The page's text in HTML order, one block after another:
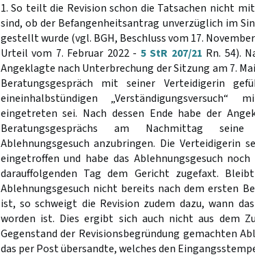
1. So teilt die Revision schon die Tatsachen nicht
sind, ob der Befangenheitsantrag unverzüglich im
gestellt wurde (vgl. BGH, Beschluss vom 17.
Urteil vom 7. Februar 2022 - 5 StR 207/21 Rn. 54).
Angeklagte nach Unterbrechung der Sitzung am 7.
Beratungsgespräch mit seiner Verteidigerin
eineinhalbstündigen
eingetreten sei. Nach dessen Ende habe der
Beratungsgesprächs am Nachmittag
Ablehnungsgesuch anzubringen. Die Verteidigerin
eingetroffen und habe das Ablehnungsgesuch
darauffolgenden Tag dem Gericht zugefaxt.
Ablehnungsgesuch nicht bereits nach dem ersten
ist, so schweigt die Revision zudem dazu, wann
worden ist. Dies ergibt sich auch nicht aus dem
Gegenstand der Revisionsbegründung gemachten
das per Post übersandte, welches den